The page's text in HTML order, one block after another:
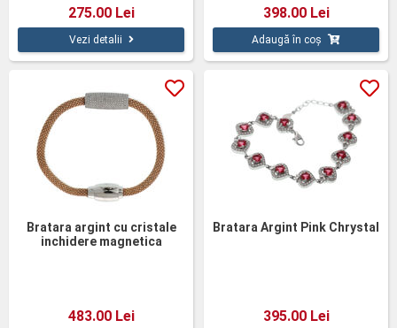
275.00 Lei
Vezi detalii
398.00 Lei
Adaugă în coș
Bratara argint cu cristale
inchidere magnetica
483.00 Lei
Bratara Argint Pink Chrystal
395.00 Lei